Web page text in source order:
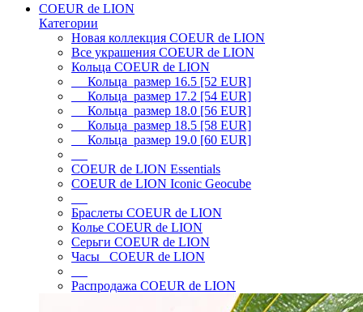
COEUR de LION
Категории
Новая коллекция COEUR de LION
Все украшения COEUR de LION
Кольца COEUR de LION
Кольца размер 16.5 [52 EUR]
Кольца размер 17.2 [54 EUR]
Кольца размер 18.0 [56 EUR]
Кольца размер 18.5 [58 EUR]
Кольца размер 19.0 [60 EUR]
COEUR de LION Essentials
COEUR de LION Iconic Geocube
Браслеты COEUR de LION
Колье COEUR de LION
Серьги COEUR de LION
Часы COEUR de LION
Распродажа COEUR de LION